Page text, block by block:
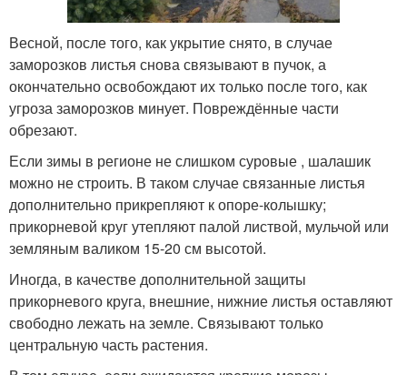
Весной, после того, как укрытие снято, в случае
заморозков листья снова связывают в пучок, а
окончательно освобождают их только после того, как
угроза заморозков минует. Повреждённые части
обрезают.
Если зимы в регионе не слишком суровые , шалашик
можно не строить. В таком случае связанные листья
дополнительно прикрепляют к опоре-колышку;
прикорневой круг утепляют палой листвой, мульчой или
земляным валиком 15-20 см высотой.
Иногда, в качестве дополнительной защиты
прикорневого круга, внешние, нижние листья оставляют
свободно лежать на земле. Связывают только
центральную часть растения.